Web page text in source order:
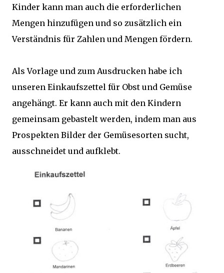
Kinder kann man auch die erforderlichen
Mengen hinzufügen und so zusätzlich ein
Verständnis für Zahlen und Mengen fördern.
Als Vorlage und zum Ausdrucken habe ich
unseren Einkaufszettel für Obst und Gemüse
angehängt. Er kann auch mit den Kindern
gemeinsam gebastelt werden, indem man aus
Prospekten Bilder der Gemüsesorten sucht,
ausschneidet und aufklebt.